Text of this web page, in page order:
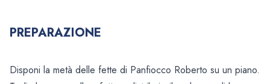
PREPARAZIONE
Disponi la metà delle fette di Panfiocco Roberto su un piano.